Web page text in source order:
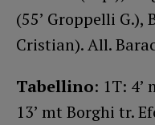
(55’ Groppelli G.),
Cristian). All.
Tabellino: 1T: 4’
13’ mt Borghi tr.